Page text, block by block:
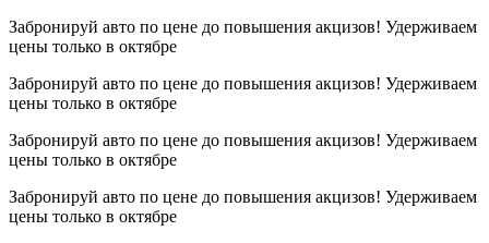
Забронируй авто по цене до повышения акцизов! Удерживаем
цены только в октябре
Забронируй авто по цене до повышения акцизов! Удерживаем
цены только в октябре
Забронируй авто по цене до повышения акцизов! Удерживаем
цены только в октябре
Забронируй авто по цене до повышения акцизов! Удерживаем
цены только в октябре